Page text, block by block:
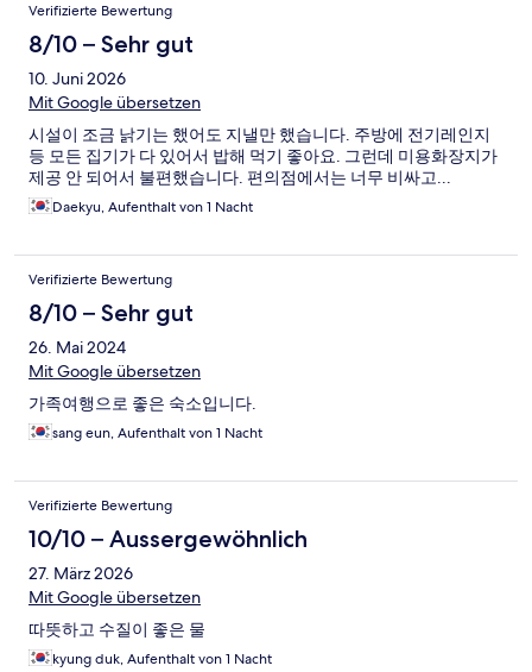
Verifizierte Bewertung
8/10 – Sehr gut
10. Juni 2026
Mit Google übersetzen
시설이 조금 낡기는 했어도 지낼만 했습니다. 주방에 전기레인지
등 모든 집기가 다 있어서 밥해 먹기 좋아요. 그런데 미용화장지가
제공 안 되어서 불편했습니다. 편의점에서는 너무 비싸고...
Daekyu, Aufenthalt von 1 Nacht
Verifizierte Bewertung
8/10 – Sehr gut
26. Mai 2024
Mit Google übersetzen
가족여행으로 좋은 숙소입니다.
sang eun, Aufenthalt von 1 Nacht
Verifizierte Bewertung
10/10 – Aussergewöhnlich
27. März 2026
Mit Google übersetzen
따뜻하고 수질이 좋은 물
kyung duk, Aufenthalt von 1 Nacht